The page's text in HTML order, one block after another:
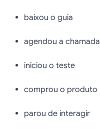
baixou o guia
agendou a chamada
iniciou o teste
comprou o produto
parou de interagir